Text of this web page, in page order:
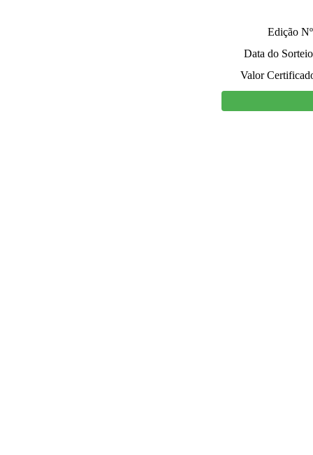
Edição
Data do
Valor